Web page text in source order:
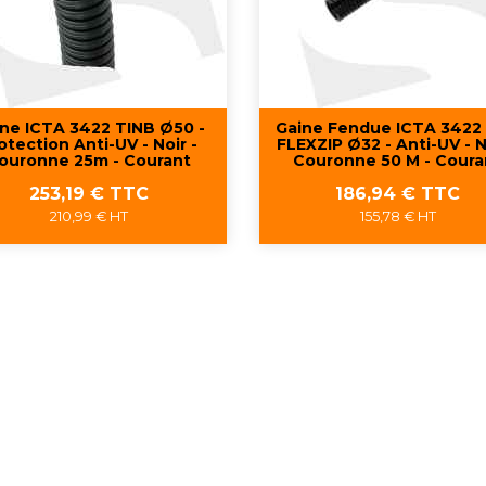
ICTA 3422 TINB Ø50 -
Anti-UV - Noir -
25m - Courant
Prix
253,19 € TTC
210,99 € HT
Gaine Fendue ICTA 3422
FLEXZIP Ø32 - Anti-UV -
Couronne 50 M -
Prix
186,94 € TTC
155,78 € HT